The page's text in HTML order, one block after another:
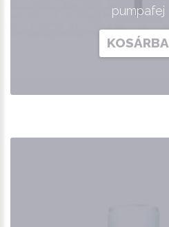
pumpafej
KOSÁRBA